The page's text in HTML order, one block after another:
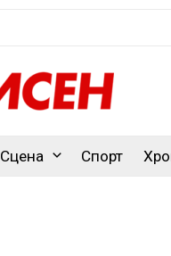
Сцена Спорт